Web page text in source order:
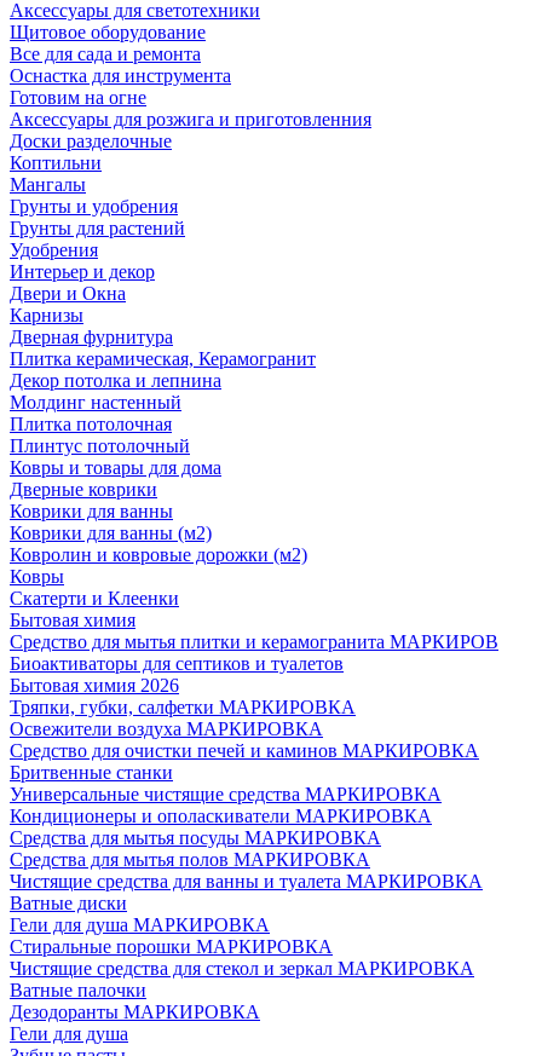
Аксессуары для светотехники
Щитовое оборудование
Все для сада и ремонта
Оснастка для инструмента
Готовим на огне
Аксессуары для розжига и приготовленния
Доски разделочные
Коптильни
Мангалы
Грунты и удобрения
Грунты для растений
Удобрения
Интерьер и декор
Двери и Окна
Карнизы
Дверная фурнитура
Плитка керамическая, Керамогранит
Декор потолка и лепнина
Молдинг настенный
Плитка потолочная
Плинтус потолочный
Ковры и товары для дома
Дверные коврики
Коврики для ванны
Коврики для ванны (м2)
Ковролин и ковровые дорожки (м2)
Ковры
Скатерти и Клеенки
Бытовая химия
Средство для мытья плитки и керамогранита МАРКИРОВ
Биоактиваторы для септиков и туалетов
Бытовая химия 2026
Тряпки, губки, салфетки МАРКИРОВКА
Освежители воздуха МАРКИРОВКА
Средство для очистки печей и каминов МАРКИРОВКА
Бритвенные станки
Универсальные чистящие средства МАРКИРОВКА
Кондиционеры и ополаскиватели МАРКИРОВКА
Средства для мытья посуды МАРКИРОВКА
Средства для мытья полов МАРКИРОВКА
Чистящие средства для ванны и туалета МАРКИРОВКА
Ватные диски
Гели для душа МАРКИРОВКА
Стиральные порошки МАРКИРОВКА
Чистящие средства для стекол и зеркал МАРКИРОВКА
Ватные палочки
Дезодоранты МАРКИРОВКА
Гели для душа